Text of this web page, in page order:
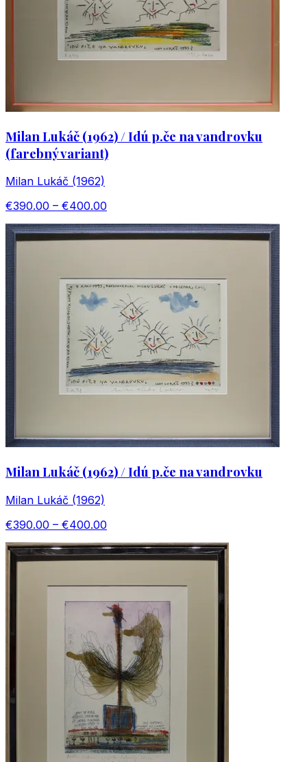
Milan Lukáč (1962) / Idú p.če na vandrovku
(farebný variant)
Milan Lukáč (1962)
€390.00 – €400.00
Milan Lukáč (1962) / Idú p.če na vandrovku
Milan Lukáč (1962)
€390.00 – €400.00